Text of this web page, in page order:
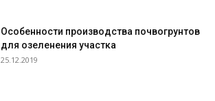
Особенности производства почвогрунтов
для озеленения участка
25.12.2019